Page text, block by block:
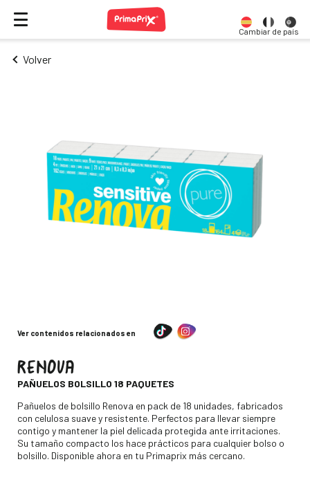
Cambiar de país
Volver
Ver contenidos relacionados en
RENOVA
PAÑUELOS BOLSILLO 18 PAQUETES
Descripción
Pañuelos de bolsillo Renova en pack de 18 unidades, fabricados
con celulosa suave y resistente. Perfectos para llevar siempre
contigo y mantener la piel delicada protegida ante irritaciones.
Su tamaño compacto los hace prácticos para cualquier bolso o
bolsillo. Disponible ahora en tu Primaprix más cercano.